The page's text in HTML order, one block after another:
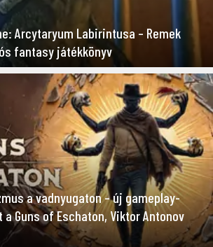
Arcytaryum Labirintusa – Remek
fantasy játékkönyv
a vadnyugaton – új gameplay-
Guns of Eschaton, Viktor Antonov